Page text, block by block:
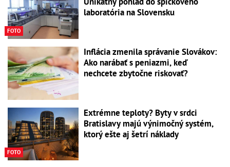
FOTO
laboratória na Slovensku
Inflácia zmenila správanie Slovákov:
Ako narábať s peniazmi, keď
nechcete zbytočne riskovať?
FOTO
Extrémne teploty? Byty v srdci
Bratislavy majú výnimočný systém,
ktorý ešte aj šetrí náklady